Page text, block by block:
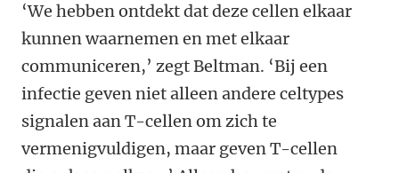
‘We hebben ontdekt dat deze cellen elkaar
kunnen waarnemen en met elkaar
communiceren,’ zegt Beltman. ‘Bij een
infectie geven niet alleen andere celtypes
signalen aan T-cellen om zich te
vermenigvuldigen, maar geven T-cellen